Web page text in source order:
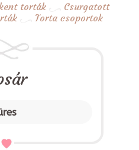
torták
Csurgatott
Torta csoportok